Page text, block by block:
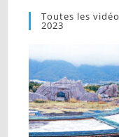
Toutes les
2023